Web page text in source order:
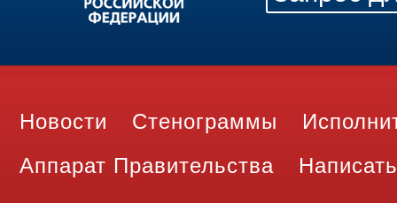
Новости Стенограммы
Аппарат Правительства